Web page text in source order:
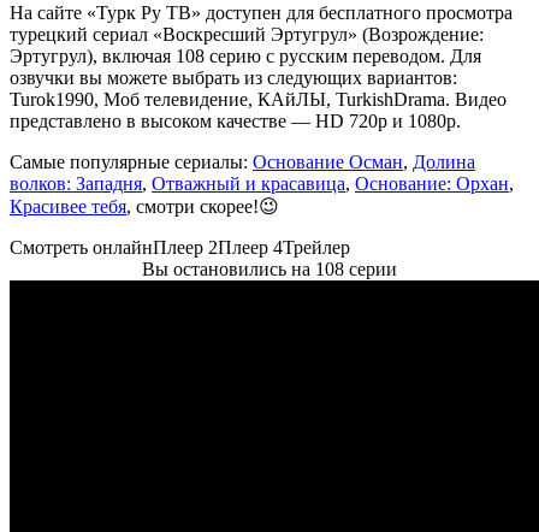
На сайте «Турк Ру ТВ» доступен для бесплатного просмотра
турецкий сериал «Воскресший Эртугрул» (Возрождение:
Эртугрул), включая 108 серию с русским переводом. Для
озвучки вы можете выбрать из следующих вариантов:
Turok1990, Моб телевидение, КАйЛЫ, TurkishDrama. Видео
представлено в высоком качестве — HD 720p и 1080p.
Самые популярные сериалы: Основание Осман, Долина
волков: Западня, Отважный и красавица, Основание: Орхан,
Красивее тебя, смотри скорее!😉
Смотреть онлайнПлеер 2Плеер 4Трейлер
Вы остановились на 108 серии